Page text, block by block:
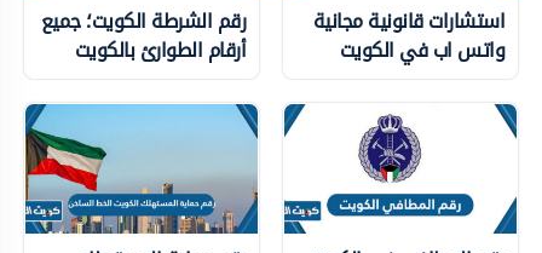
استشارات قانونية مجانية
واتس اب في الكويت
رقم الشرطة الكويت؛ جميع
أرقام الطوارئ بالكويت